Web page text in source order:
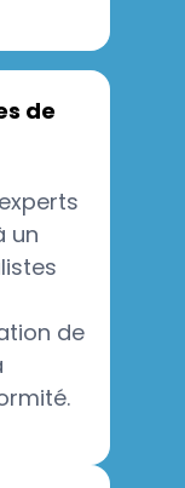
de
un
de